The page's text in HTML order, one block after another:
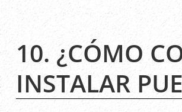
10. ¿CÓMO
INSTALAR